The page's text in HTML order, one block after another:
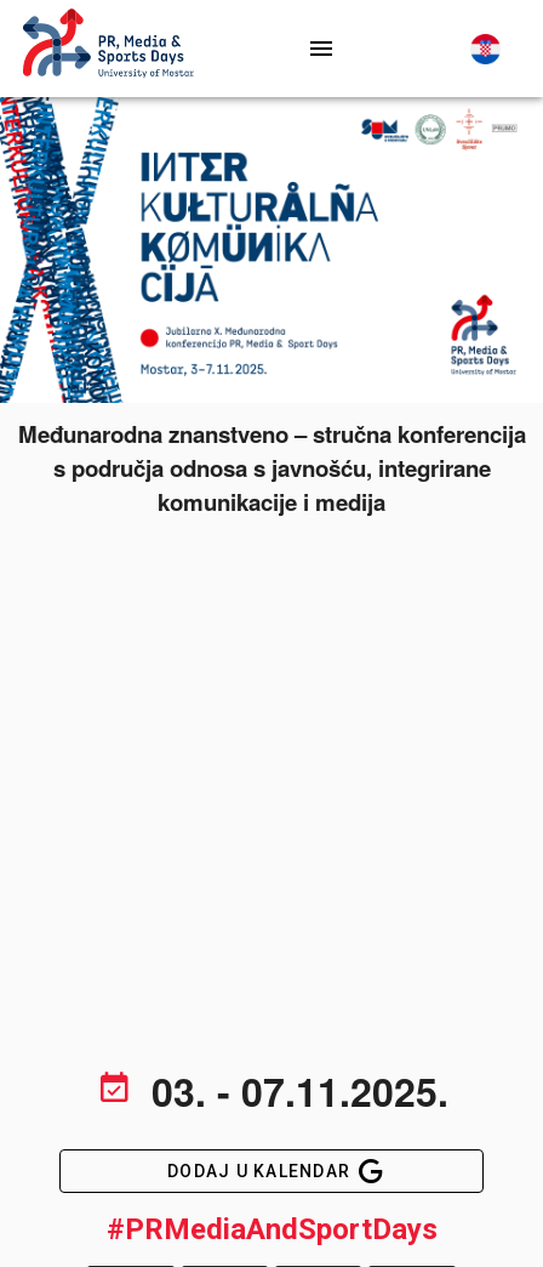
Međunarodna znanstveno – stručna konferencija
s područja odnosa s javnošću, integrirane
komunikacije i medija
03. - 07.11.2025.
DODAJ U KALENDAR
#PRMediaAndSportDays